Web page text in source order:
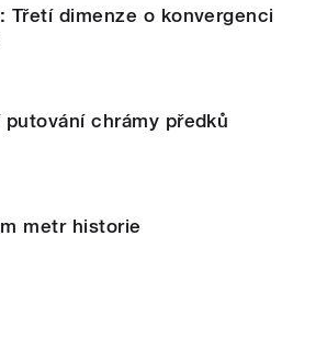
Třetí dimenze o konvergenci
putování chrámy předků
metr historie